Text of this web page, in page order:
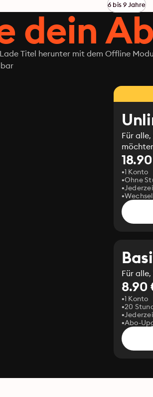
6 bis 9 Jahre
dein
Lade Titel herunter mit dem Offline
Für
1 Konto
Ohne
Für
8.90
1 Konto
20
Abo-